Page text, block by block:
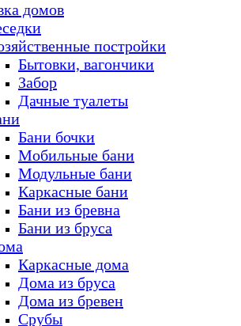
домов
постройки
Бытовки, вагончики
Забор
Дачные туалеты
Бани бочки
Мобильные бани
Модульные бани
Каркасные бани
Бани из бревна
Бани из бруса
Каркасные дома
Дома из бруса
Дома из бревен
Срубы